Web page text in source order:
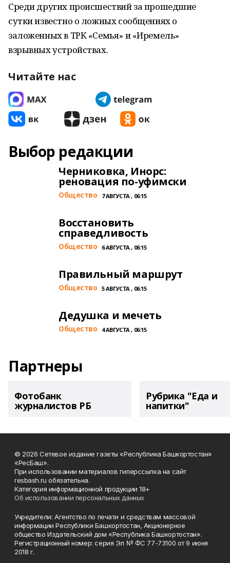
Среди других происшествий за прошедшие
сутки известно о ложных сообщениях о
заложенных в ТРК «Семья» и «Иремель»
взрывных устройствах.
Читайте нас
Выбор редакции
Черниковка, Инорс:
реновация по-уфимски
Общество 7 АВГУСТА , 06:15
Восстановить
справедливость
Общество 6 АВГУСТА , 06:15
Правильный маршрут
Общество 5 АВГУСТА , 06:15
Дедушка и мечеть
Общество 4 АВГУСТА , 06:15
Партнеры
Фотобанк
журналистов РБ
Рубрика "Еда и
напитки"
© 2026 Сетевое издание газеты «Республика Башкортостан»
«РесБаш».
При использовании материалов гиперссылка на сайт
resbash.ru обязательна.
Категория информационной продукции 18+
Об использовании персональных данных
Учредители: Агентство по печати и средствам массовой
информации Республики Башкортостан, Акционерное
общество Издательский дом «Республика Башкортостан».
Регистрационный номер: серия Эл № ФС 77-73100 от 9 июня
2018 г.